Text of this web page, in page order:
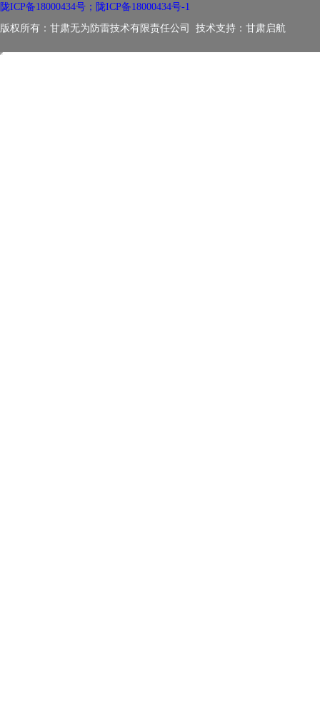
陇ICP备18000434号；陇ICP备18000434号-1
版权所有：甘肃无为防雷技术有限责任公司 技术支持： 甘肃启航